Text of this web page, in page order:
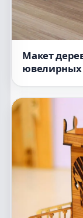
Макет
ювелирных